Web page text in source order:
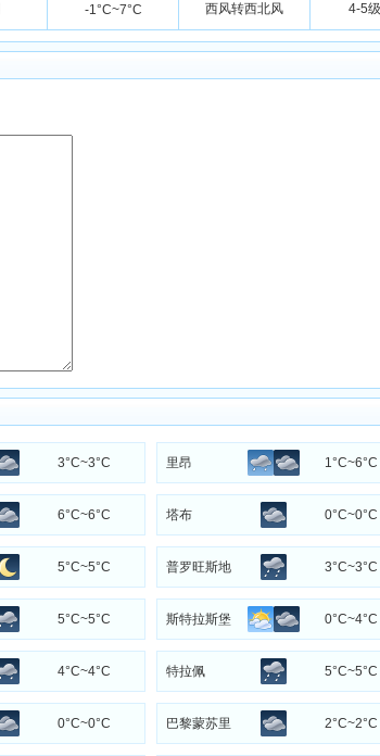
-1°C~7°C 西风转西北风 4-5级
3°C~3°C 里昂 1°C~6°C
6°C~6°C 塔布 0°C~0°C
5°C~5°C 普罗旺斯地 3°C~3°C
5°C~5°C 斯特拉斯堡 0°C~4°C
4°C~4°C 特拉佩 5°C~5°C
0°C~0°C 巴黎蒙苏里 2°C~2°C